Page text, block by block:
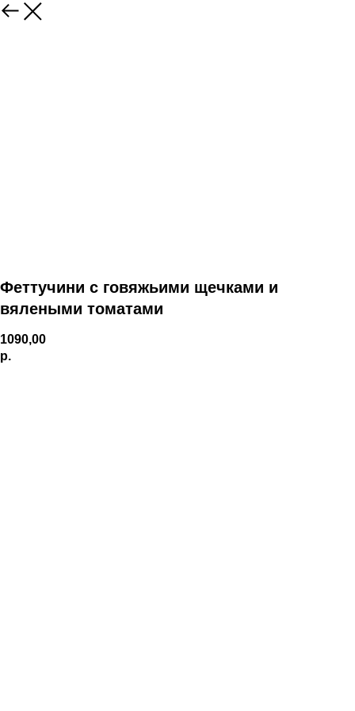
Феттучини с говяжьими щечками и
вялеными томатами
1090,00
р.